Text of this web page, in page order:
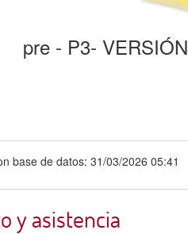
pre - P3-
base de datos: 31/03/2026 05:41
y asistencia